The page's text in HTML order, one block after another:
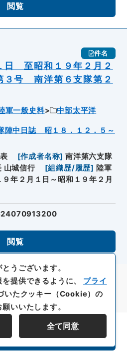
閲覧
件名
日 至昭和１９年２月２
号 南洋第６支隊第２
軍一般史料
中部太平洋
陣中日誌 昭１８．１２．５～
表 [作成者名称] 南洋第六支隊
山城信行
[組織歴/履歴] 陸軍
９年２月１日～昭和１９年２月
閲覧
階層を表示する
うございます。
提供できるように、 プライ
いたクッキー（Cookie）の
いいたします。
全て同意